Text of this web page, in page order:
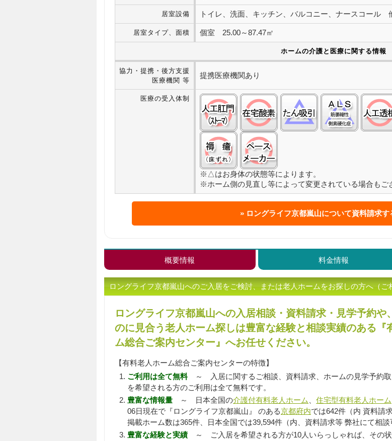
居室設備 トイレ、洗面、キッチン、バルコニー、ナースコール
居室タイプ、面積 個室 25.00～87.47㎡
ホームの介護と医療に関する情報
協力・提携・後方支援
医療機関 等
提携医療機関あり
医療の受入体制 ストーマ(人工肛門):○
在宅酸素:○ たん吸引:△ 筋萎縮
褥瘡（床ずれ）:○
※△はお身体の状態等によります。
※ホーム側の見直し等によって変更されている場合もご
ロングライフ京都嵐山について資料請求す
概要情報 料金情報
ロングライフ京都嵐山へのご入居をご検討、または老人ホームをお探しの方へ（ご
ロングライフ京都嵐山への入居相談・資料請求・見学予約や
のに見合う老人ホーム探しは豊富な経験と相談実績のある『
ム総合ご案内センター』へお任せください。
【有料老人ホーム総合ご案内センターの特徴】
ご利用は全て無料～ 入居に関するご相談、資料請求、ホームの見学予約取
を希望される方のご利用は全て無料です。
豊富な情報量 ～ 日本全国の介護付有料老人ホーム 住宅型有料老人ホーム
06日現在で『ロングライフ京都嵐山』 のある京都府内では642件（内 資料請
掲載ホーム数は365件、日本全国では39,594件（内、資料請求等 弊社にて相
豊富な経験と実績～ ご入居を希望される方が10人いらっしゃれば、その状